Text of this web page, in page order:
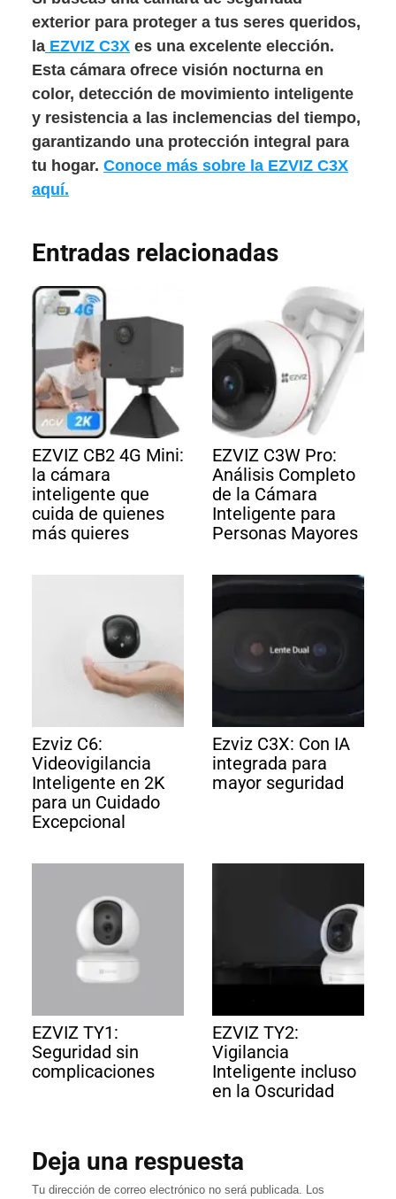
exterior para proteger a tus seres queridos,
la EZVIZ C3X es una excelente elección.
Esta cámara ofrece visión nocturna en
color, detección de movimiento inteligente
y resistencia a las inclemencias del tiempo,
garantizando una protección integral para
tu hogar. Conoce más sobre la EZVIZ C3X
aquí.
Entradas relacionadas
EZVIZ CB2 4G Mini:
la cámara
inteligente que
cuida de quienes
más quieres
EZVIZ C3W Pro:
Análisis Completo
de la Cámara
Inteligente para
Personas Mayores
Ezviz C6:
Videovigilancia
Inteligente en 2K
para un Cuidado
Excepcional
Ezviz C3X: Con IA
integrada para
mayor seguridad
EZVIZ TY1:
Seguridad sin
complicaciones
EZVIZ TY2:
Vigilancia
Inteligente incluso
en la Oscuridad
Deja una respuesta
Tu dirección de correo electrónico no será publicada. Los